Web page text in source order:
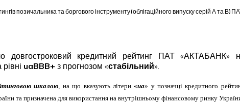
позичальника та боргового інструменту (облігаційного випуску серій А та
довгостроковий кредитний рейтинг ПАТ «АКТАБАНК»
uaBBB+ з прогнозом «стабільний».
шкалою , на що вказують літери «ua» у позначці кредитного
та призначена для використання на внутрішньому фінансовому ринку